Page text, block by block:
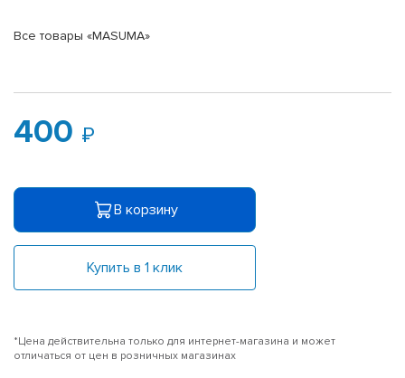
Все товары «MASUMA»
400
В корзину
Купить в 1 клик
*Цена действительна только для интернет-магазина и может
отличаться от цен в розничных магазинах